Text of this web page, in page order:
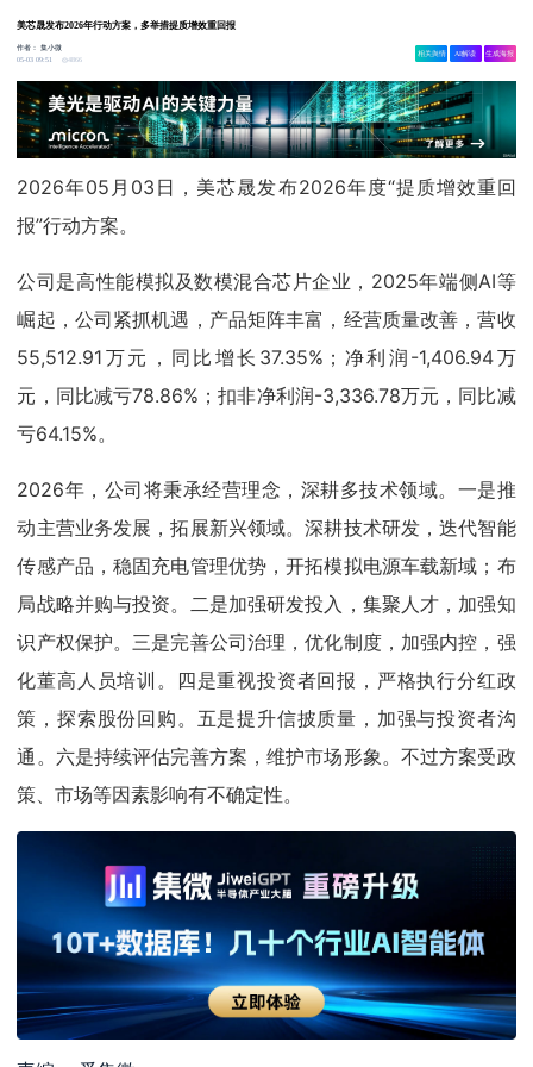
美芯晟发布2026年行动方案，多举措提质增效重回报
作者：集小微
05-03 09:51
4866
相关舆情 AI解读 生成海报
2026年05月03日，美芯晟发布2026年度“提质增效重回
报”行动方案。
公司是高性能模拟及数模混合芯片企业，2025年端侧AI等
崛起，公司紧抓机遇，产品矩阵丰富，经营质量改善，营收
55,512.91万元，同比增长37.35%；净利润-1,406.94万
元，同比减亏78.86%；扣非净利润-3,336.78万元，同比减
亏64.15%。
2026年，公司将秉承经营理念，深耕多技术领域。一是推
动主营业务发展，拓展新兴领域。深耕技术研发，迭代智能
传感产品，稳固充电管理优势，开拓模拟电源车载新域；布
局战略并购与投资。二是加强研发投入，集聚人才，加强知
识产权保护。三是完善公司治理，优化制度，加强内控，强
化董高人员培训。四是重视投资者回报，严格执行分红政
策，探索股份回购。五是提升信披质量，加强与投资者沟
通。六是持续评估完善方案，维护市场形象。不过方案受政
策、市场等因素影响有不确定性。